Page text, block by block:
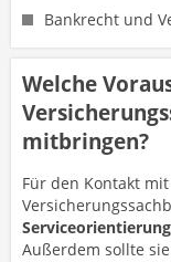
Bankrecht und
Welche
mitbringen?
Für den Kontakt
Serviceorientierung
Außerdem sollte